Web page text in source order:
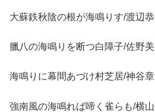
大蘇鉄秋陰の根が海鳴りす/渡辺
臘八の海鳴りを断つ白障子/佐野
海鳴りに幕間あづけ村芝居/神谷
強南風の海鳴れば啼く雀らも/横